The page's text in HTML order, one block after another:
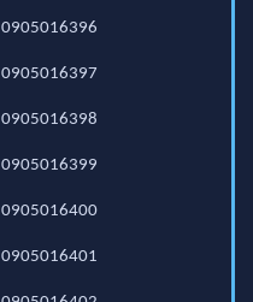
0905016396
0905016397
0905016398
0905016399
0905016400
0905016401